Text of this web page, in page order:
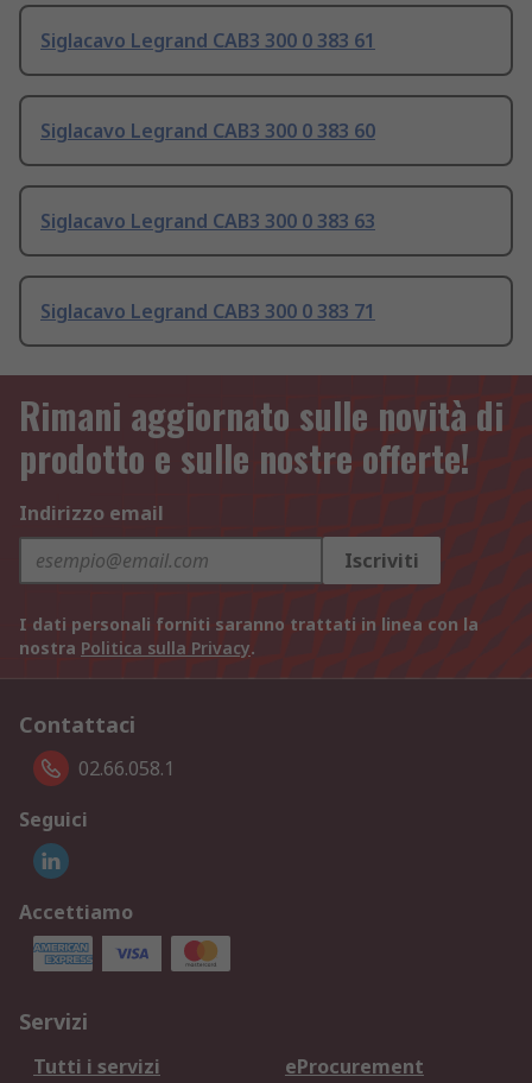
Siglacavo Legrand CAB3 300 0 383 61
Siglacavo Legrand CAB3 300 0 383 60
Siglacavo Legrand CAB3 300 0 383 63
Siglacavo Legrand CAB3 300 0 383 71
Rimani aggiornato sulle novità di
prodotto e sulle nostre offerte!
Indirizzo email
Iscriviti
I dati personali forniti saranno trattati in linea con la
nostra Politica sulla Privacy.
Contattaci
02.66.058.1
Seguici
Accettiamo
Servizi
Tutti i servizi
eProcurement